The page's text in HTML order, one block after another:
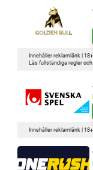
Innehåller reklamlänk |
Läs fullständiga regler
Innehåller reklamlänk |